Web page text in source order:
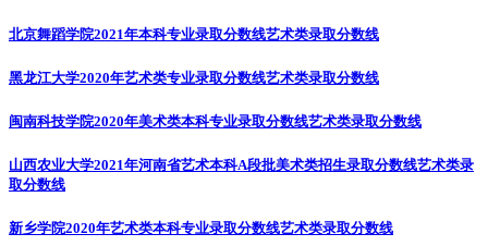
北京舞蹈学院2021年本科专业录取分数线艺术类录取分数线
黑龙江大学2020年艺术类专业录取分数线艺术类录取分数线
闽南科技学院2020年美术类本科专业录取分数线艺术类录取分数线
山西农业大学2021年河南省艺术本科A段批美术类招生录取分数线艺术类录
取分数线
新乡学院2020年艺术类本科专业录取分数线艺术类录取分数线